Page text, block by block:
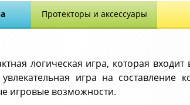
Протекторы и аксессуары
логическая игра, которая
игра на
игровые возможности.